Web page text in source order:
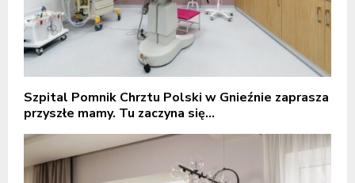
Szpital Pomnik Chrztu Polski w Gnieźnie zaprasza
przyszłe mamy. Tu zaczyna się...